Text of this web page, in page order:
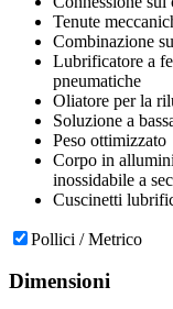
Tenute
Combinazione
Lubrificatore a
pneumatiche
Oliatore per la
Soluzione a
Peso ottimizzato
Corpo in
inossidabile a
Cuscinetti
Pollici / Metrico
Dimensioni